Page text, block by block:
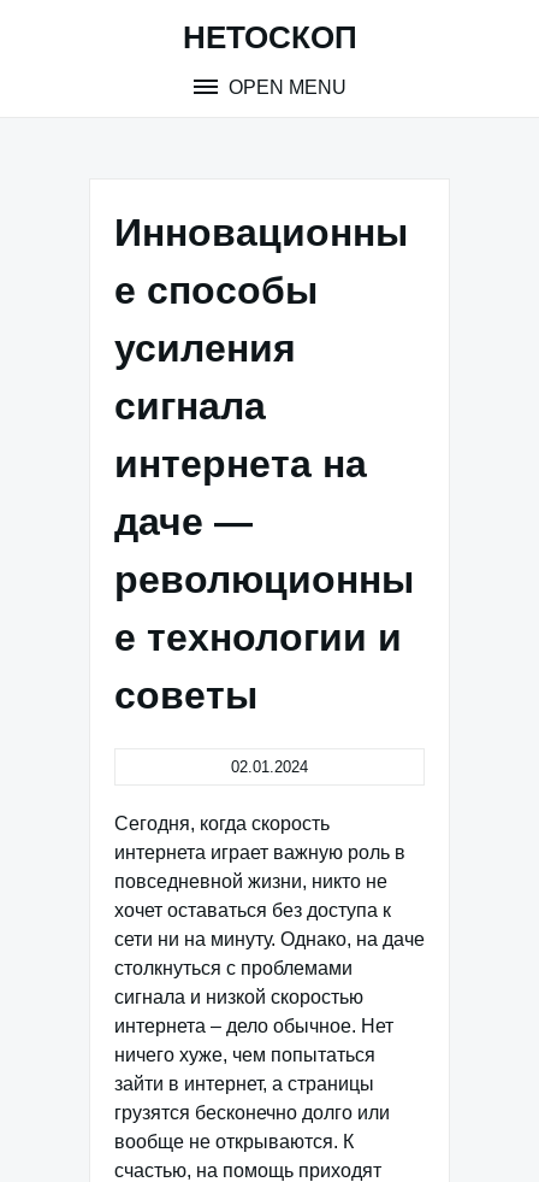
НЕТОСКОП
OPEN MENU
Инновационны
е способы
усиления
сигнала
интернета на
даче —
революционны
е технологии и
советы
02.01.2024
Сегодня, когда скорость
интернета играет важную роль в
повседневной жизни, никто не
хочет оставаться без доступа к
сети ни на минуту. Однако, на даче
столкнуться с проблемами
сигнала и низкой скоростью
интернета – дело обычное. Нет
ничего хуже, чем попытаться
зайти в интернет, а страницы
грузятся бесконечно долго или
вообще не открываются. К
счастью, на помощь приходят